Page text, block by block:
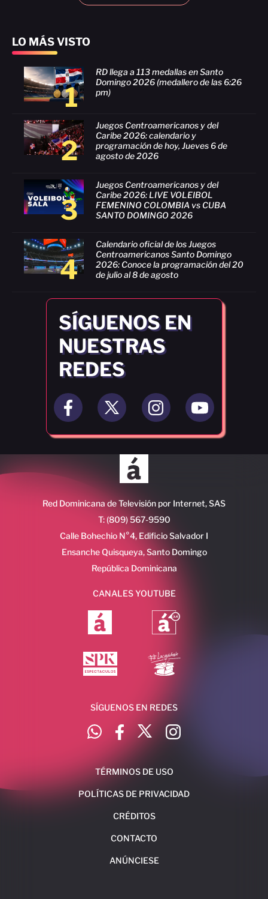
LO MÁS VISTO
1
RD llega a 113 medallas en Santo
Domingo 2026 (medallero de las 6:26
pm)
2
Juegos Centroamericanos y del
Caribe 2026: calendario y
programación de hoy, Jueves 6 de
agosto de 2026
3
Juegos Centroamericanos y del
Caribe 2026: LIVE VOLEIBOL
FEMENINO COLOMBIA vs CUBA
SANTO DOMINGO 2026
4
Calendario oficial de los Juegos
Centroamericanos Santo Domingo
2026: Conoce la programación del 20
de julio al 8 de agosto
SÍGUENOS EN
NUESTRAS
REDES
Red Dominicana de Televisión por Internet, SAS
T: (809) 567-9590
Calle Bohechio N°4, Edificio Salvador I
Ensanche Quisqueya, Santo Domingo
República Dominicana
CANALES YOUTUBE
SÍGUENOS EN REDES
TÉRMINOS DE USO
POLÍTICAS DE PRIVACIDAD
CRÉDITOS
CONTACTO
ANÚNCIESE